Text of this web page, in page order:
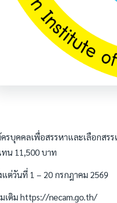
รบุคคลเพื่อสรรหาและเลือกสร
น 11,500 บาท
ต่วันที่ 1 – 20 กรกฎาคม 2569
เติม https://necam.go.th/